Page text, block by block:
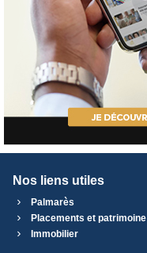
Nos liens utiles
Palmarès
Placements et patrimoine
Immobilier